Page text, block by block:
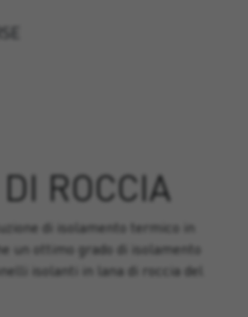
ROCCIA
di isolamento termico in
un ottimo grado di isolamento
isolanti in lana di roccia del